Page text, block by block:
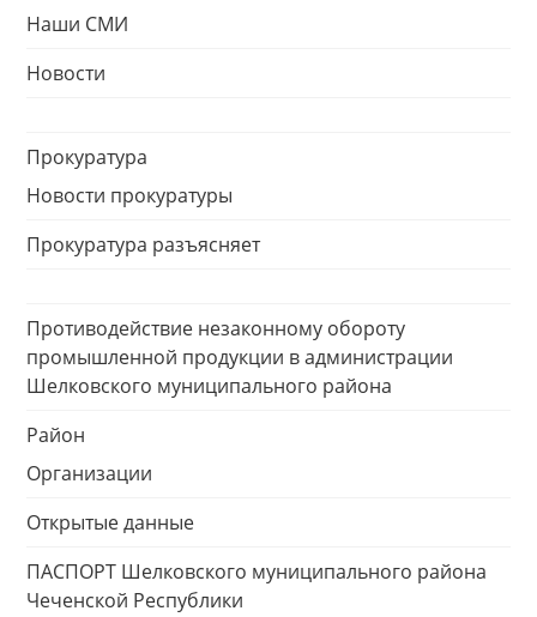
Наши СМИ
Новости
Прокуратура
Новости прокуратуры
Прокуратура разъясняет
Противодействие незаконному обороту
промышленной продукции в администрации
Шелковского муниципального района
Район
Организации
Открытые данные
ПАСПОРТ Шелковского муниципального района
Чеченской Республики